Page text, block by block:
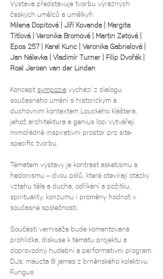
Výstava představuje tvorbu výrazných
českých umělců a umělkyň:
Milena Dopitová | Jiří Kovanda | Margita
Titlová | Veronika Bromová | Martin Zetová |
Epos 257 | Karel Kunc | Veronika Gabrielová |
Jan Nálevka | Vladimír Turner | Filip Dvořák |
Roel Jeroen van der Linden
Koncept sympozia vychází z dialogu
současného umění s historickým a
duchovním kontextem Louckého kláštera,
jehož architektura a genius loci vytvářejí
mimořádně inspirativní prostor pro site-
specific tvorbu.
Tématem výstavy je kontrast asketismu a
hedonismu – dvou pólů, které otevírají otázky
vztahu těla a ducha, odříkání a požitku,
spirituality, konzumu i proměny hodnot v
současné společnosti.
Součástí vernisáže bude komentovaná
prohlídka, diskuse k tématu projektu a
doprovodný hudební a performativní program.​
DJs: máúcta & james z brněnského kolektivu
Fungus